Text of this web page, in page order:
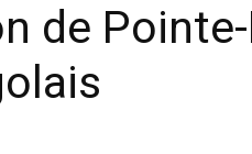
de